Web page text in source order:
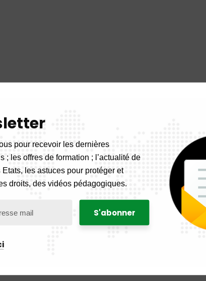
pour recevoir les dernières
; les offres de formation ; l’actualité de
les astuces pour protéger et
droits, des vidéos pédagogiques.